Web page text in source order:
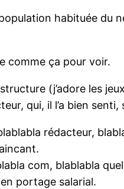
habituée du
comme ça pour voir.
(j’adore les
qui, il l’a bien
rédacteur,
com, blablabla
portage salarial.